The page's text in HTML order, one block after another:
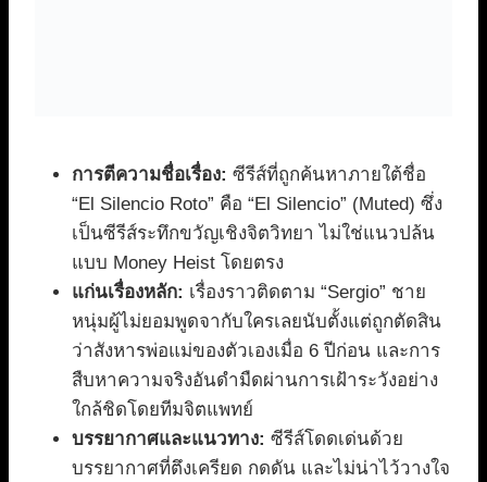
การตีความชื่อเรื่อง: ซีรีส์ที่ถูกค้นหาภายใต้ชื่อ
“El Silencio Roto” คือ “El Silencio” (Muted) ซึ่ง
เป็นซีรีส์ระทึกขวัญเชิงจิตวิทยา ไม่ใช่แนวปล้น
แบบ Money Heist โดยตรง
แก่นเรื่องหลัก: เรื่องราวติดตาม “Sergio” ชาย
หนุ่มผู้ไม่ยอมพูดจากับใครเลยนับตั้งแต่ถูกตัดสิน
ว่าสังหารพ่อแม่ของตัวเองเมื่อ 6 ปีก่อน และการ
สืบหาความจริงอันดำมืดผ่านการเฝ้าระวังอย่าง
ใกล้ชิดโดยทีมจิตแพทย์
บรรยากาศและแนวทาง: ซีรีส์โดดเด่นด้วย
บรรยากาศที่ตึงเครียด กดดัน และไม่น่าไว้วางใจ